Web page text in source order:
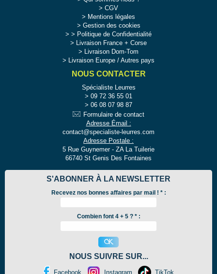
CGV
Mentions légales
Gestion des cookies
>
Politique de Confidentialité
Livraison France + Corse
Livraison Dom-Tom
Livraison Europe / Autres pays
NOUS CONTACTER
Spécialiste Leurres
09 72 36 55 01
06 08 07 98 87
Formulaire de contact
Adresse Émail :
contact@specialiste-leurres.com
Adresse Postale :
5 Rue Guynemer - ZA La Tuilerie
66740 St Genis Des Fontaines
S'ABONNER À LA NEWSLETTER
Recevez nos bonnes affaires par mail ! *:
Combien font 4 + 5 ? * :
NOUS SUIVRE SUR...
Facebook Instagram TikTok